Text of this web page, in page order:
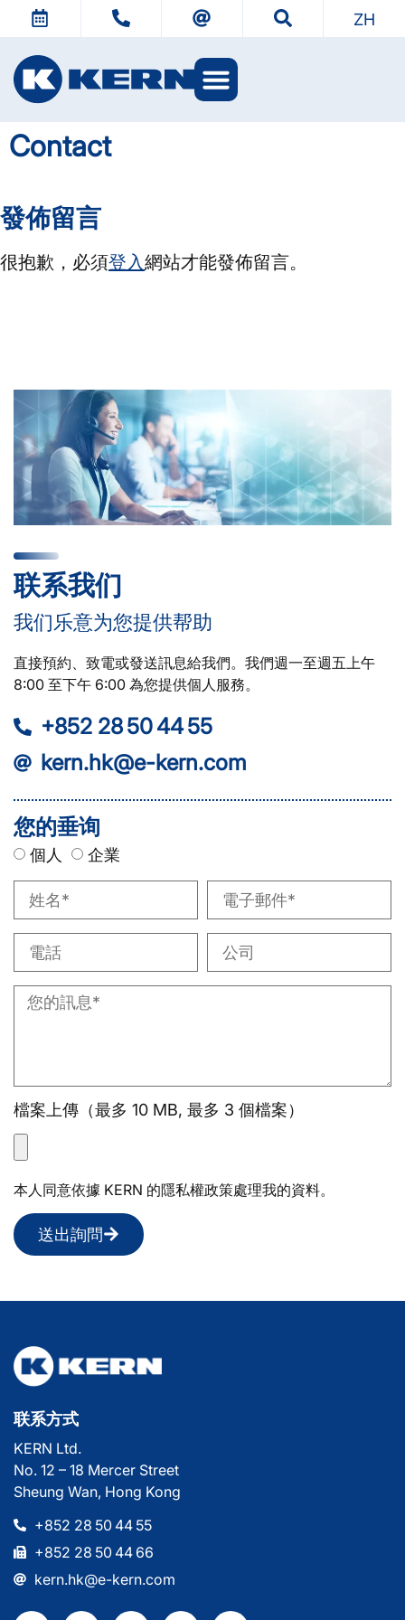
ZH
Contact
發佈留言
很抱歉，必須登入網站才能發佈留言。
联系我们
我们乐意为您提供帮助
直接預約、致電或發送訊息給我們。我們週一至週五上午
8:00 至下午 6:00 為您提供個人服務。
+852 28 50 44 55
kern.hk@e-kern.com
您的垂询
個人 企業
檔案上傳（最多 10 MB, 最多 3 個檔案）
本人同意依據 KERN 的隱私權政策處理我的資料。
送出詢問
联系方式
KERN Ltd.
No. 12 – 18 Mercer Street
Sheung Wan, Hong Kong
+852 28 50 44 55
+852 28 50 44 66
kern.hk@e-kern.com